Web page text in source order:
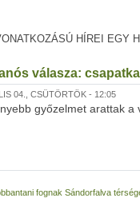
HÍREI EGY
válasza:
04., CSÜTÖRTÖK - 12:05
győzelmet arattak a
fognak Sándorfalva